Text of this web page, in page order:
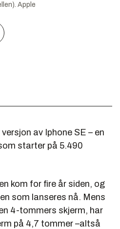
Apple
av Iphone SE – en
starter på 5.490
kom for fire år siden, og
som lanseres nå. Mens
4-tommers skjerm, har
på 4,7 tommer –altså